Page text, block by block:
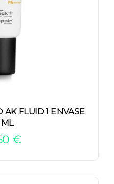
AK FLUID 1 ENVASE
€